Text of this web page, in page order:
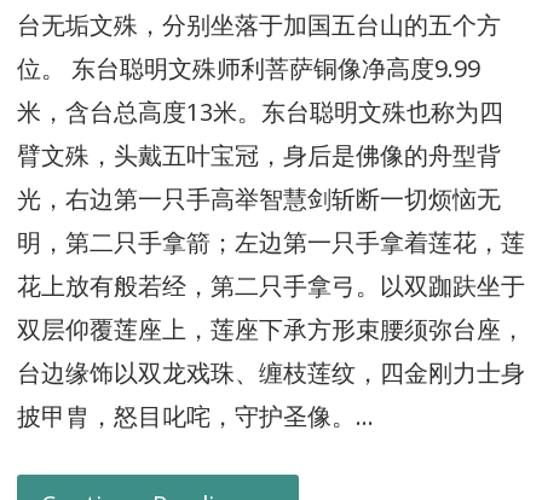
台无垢文殊，分别坐落于加国五台山的五个方
位。 东台聪明文殊师利菩萨铜像净高度9.99
米，含台总高度13米。东台聪明文殊也称为四
臂文殊，头戴五叶宝冠，身后是佛像的舟型背
光，右边第一只手高举智慧剑斩断一切烦恼无
明，第二只手拿箭；左边第一只手拿着莲花，莲
花上放有般若经，第二只手拿弓。以双跏趺坐于
双层仰覆莲座上，莲座下承方形束腰须弥台座，
台边缘饰以双龙戏珠、缠枝莲纹，四金刚力士身
披甲胄，怒目叱咤，守护圣像。…